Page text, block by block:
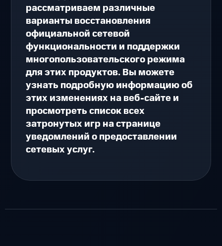
рассматриваем различные
варианты восстановления
официальной сетевой
функциональности и поддержки
многопользовательского режима
для этих продуктов. Вы можете
узнать подробную информацию об
этих изменениях на веб-сайте и
просмотреть список всех
затронутых игр на странице
уведомлений о предоставлении
сетевых услуг.